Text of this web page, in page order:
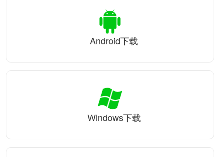
Android下载
Windows下载